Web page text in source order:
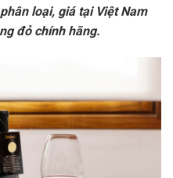
loại, giá tại Việt Nam
đỏ chính hãng.